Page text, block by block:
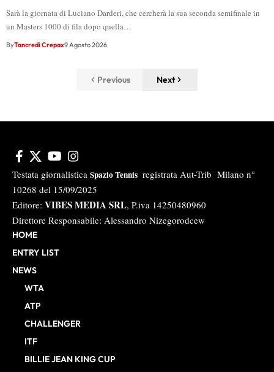
Sarà la giornata di Luciano Darderi, che cercherà la sua seconda semifinale in
un Masters 1000 di fila dopo quella…
ByTancredi Crepax9 Agosto 2026
Previous Next
Testata giornalistica Spazio Tennis registrata Aut-Trib Milano n°
10268 del 15/09/2025
Editore: VIBES MEDIA SRL, P.iva 14250480960
Direttore Responsabile: Alessandro Nizegorodcew
HOME
ENTRY LIST
NEWS
WTA
ATP
CHALLENGER
ITF
BILLIE JEAN KING CUP